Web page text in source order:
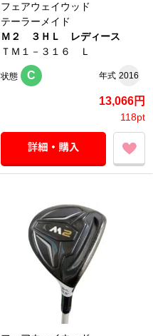
フェアウェイウッド
テーラーメイド
Ｍ２ ３ＨＬ レディース
ＴＭ１－３１６ Ｌ
状態 C 年式 2016
13,066円
118pt